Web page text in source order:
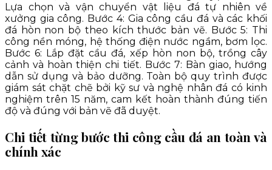
Lựa chọn và vận chuyển vật liệu đá tự nhiên về
xưởng gia công. Bước 4: Gia công cầu đá và các khối
đá hòn non bộ theo kích thước bản vẽ. Bước 5: Thi
công nền móng, hệ thống điện nước ngầm, bơm lọc.
Bước 6: Lắp đặt cầu đá, xếp hòn non bộ, trồng cây
cảnh và hoàn thiện chi tiết. Bước 7: Bàn giao, hướng
dẫn sử dụng và bảo dưỡng. Toàn bộ quy trình được
giám sát chặt chẽ bởi kỹ sư và nghệ nhân đá có kinh
nghiệm trên 15 năm, cam kết hoàn thành đúng tiến
độ và đúng với bản vẽ đã duyệt.
Chi tiết từng bước thi công cầu đá an toàn và
chính xác